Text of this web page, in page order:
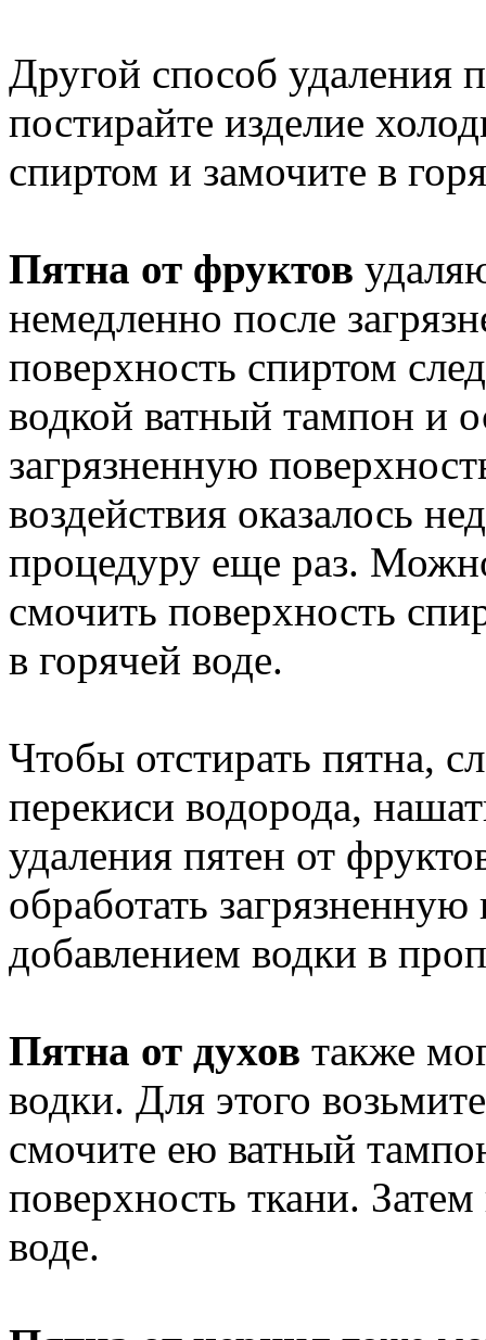
Другой способ удаления
постирайте изделие
спиртом и замочите в
Пятна от фруктов
немедленно после
поверхность спиртом
водкой ватный тампон и
загрязненную
воздействия оказалось
процедуру еще раз.
смочить поверхность
в горячей воде.
Чтобы отстирать пятна,
перекиси водорода,
удаления пятен от
обработать
добавлением водки в
Пятна от духов также
водки. Для этого
смочите ею ватный
поверхность ткани.
воде.